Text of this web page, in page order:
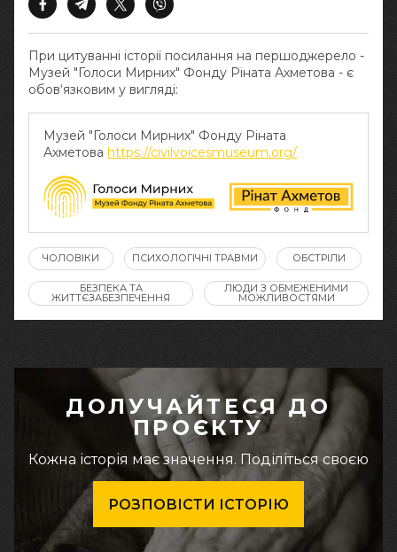
При цитуванні історії посилання на першоджерело -
Музей "Голоси Мирних" Фонду Ріната Ахметова - є
обов‘язковим у вигляді:
Музей "Голоси Мирних" Фонду Ріната
Ахметова https://civilvoicesmuseum.org/
ЧОЛОВІКИ ПСИХОЛОГІЧНІ ТРАВМИ ОБСТРІЛИ
БЕЗПЕКА ТА
ЖИТТЄЗАБЕЗПЕЧЕННЯ
ЛЮДИ З ОБМЕЖЕНИМИ
МОЖЛИВОСТЯМИ
ДОЛУЧАЙТЕСЯ ДО
ПРОЄКТУ
Кожна історія має значення. Поділіться своєю
РОЗПОВІСТИ ІСТОРІЮ